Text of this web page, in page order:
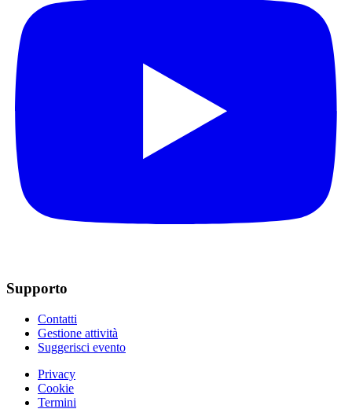
Supporto
Contatti
Gestione attività
Suggerisci evento
Privacy
Cookie
Termini